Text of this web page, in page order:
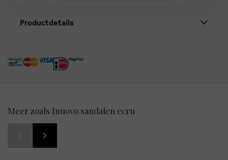
Productdetails
Meer zoals Inuovo sandalen ecru